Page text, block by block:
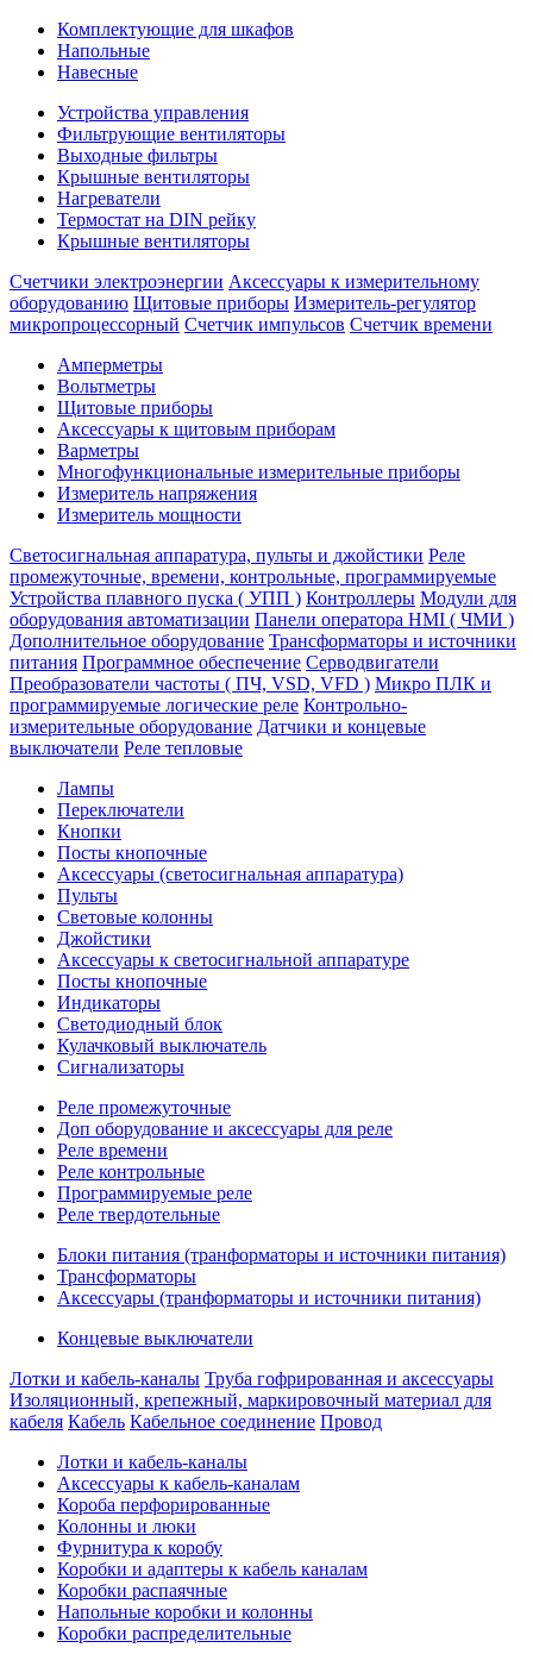
Комплектующие для шкафов
Напольные
Навесные
Устройства управления
Фильтрующие вентиляторы
Выходные фильтры
Крышные вентиляторы
Нагреватели
Термостат на DIN рейку
Крышные вентиляторы
Счетчики электроэнергии Аксессуары к измерительному
оборудованию Щитовые приборы Измеритель-регулятор
микропроцессорный Счетчик импульсов Счетчик времени
Амперметры
Вольтметры
Щитовые приборы
Аксессуары к щитовым приборам
Варметры
Многофункциональные измерительные приборы
Измеритель напряжения
Измеритель мощности
Светосигнальная аппаратура, пульты и джойстики Реле
промежуточные, времени, контрольные, программируемые
Устройства плавного пуска ( УПП ) Контроллеры Модули для
оборудования автоматизации Панели оператора HMI ( ЧМИ )
Дополнительное оборудование Транcформаторы и источники
питания Программное обеспечение Серводвигатели
Преобразователи частоты ( ПЧ, VSD, VFD ) Микро ПЛК и
программируемые логические реле Контрольно-
измерительные оборудование Датчики и концевые
выключатели Реле тепловые
Лампы
Переключатели
Кнопки
Посты кнопочные
Аксессуары (светосигнальная аппаратура)
Пульты
Световые колонны
Джойстики
Аксессуары к светосигнальной аппаратуре
Посты кнопочные
Индикаторы
Светодиодный блок
Кулачковый выключатель
Сигнализаторы
Реле промежуточные
Доп оборудование и аксессуары для реле
Реле времени
Реле контрольные
Программируемые реле
Реле твердотельные
Блоки питания (транформаторы и источники питания)
Трансформаторы
Аксессуары (транформаторы и источники питания)
Концевые выключатели
Лотки и кабель-каналы Труба гофрированная и аксессуары
Изоляционный, крепежный, маркировочный материал для
кабеля Кабель Кабельное соединение Провод
Лотки и кабель-каналы
Аксессуары к кабель-каналам
Короба перфорированные
Колонны и люки
Фурнитура к коробу
Коробки и адаптеры к кабель каналам
Коробки распаячные
Напольные коробки и колонны
Коробки распределительные